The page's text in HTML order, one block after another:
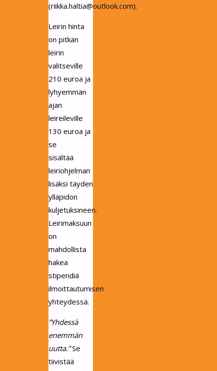
(riikka.haltia@outlook.com).
Leirin hinta
on pitkän
leirin
valitseville
210 euroa ja
lyhyemmän
ajan
leireileville
130 euroa ja
se
sisältää
leiriohjelman
lisäksi täyden
ylläpidon
kuljetuksineen.
Leirimaksuun
on
mahdollista
hakea
stipendiä
ilmoittautumisen
yhteydessä.
”Yhdessä
enemmän
uutta.”Se
tiivistää